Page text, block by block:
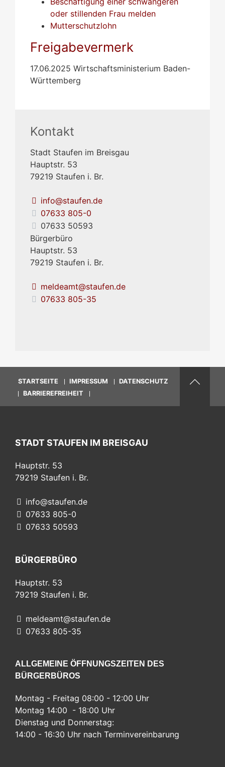
oder stillenden Frau melden
Mutterschutzlohn
Freigabevermerk
17.06.2025 Wirtschaftsministerium Baden-
Württemberg
Kontakt
Stadt Staufen im Breisgau
Hauptstr. 53
79219 Staufen i. Br.
info@staufen.de
07633 805-0
07633 50593
Bürgerbüro
Hauptstr. 53
79219 Staufen i. Br.
meldeamt@staufen.de
07633 805-35
STARTSEITE IMPRESSUM
DATENSCHUTZ
BARRIEREFREIHEIT
STADT STAUFEN IM BREISGAU
Hauptstr. 53
79219 Staufen i. Br.
info@staufen.de
07633 805-0
07633 50593
BÜRGERBÜRO
Hauptstr. 53
79219 Staufen i. Br.
meldeamt@staufen.de
07633 805-35
ALLGEMEINE ÖFFNUNGSZEITEN DES
BÜRGERBÜROS
Montag - Freitag 08:00 - 12:00 Uhr
Montag 14:00 - 18:00 Uhr
Dienstag und Donnerstag:
14:00 - 16:30 Uhr nach Terminvereinbarung